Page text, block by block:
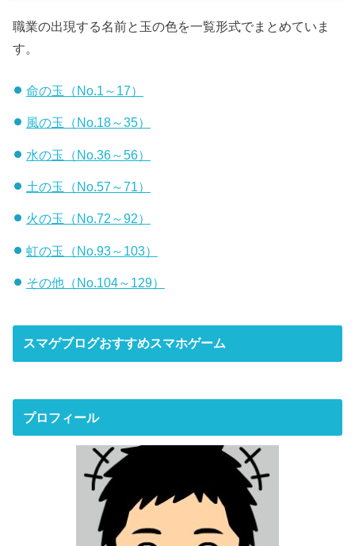
職業の出現する名前と玉の色を一覧形式でまとめていま
す。
命の玉（No.1～17）
風の玉（No.18～35）
水の玉（No.36～56）
土の玉（No.57～71）
火の玉（No.72～92）
虹の玉（No.93～103）
その他（No.104～129）
スマゲブログおすすめスマホゲーム
プロフィール